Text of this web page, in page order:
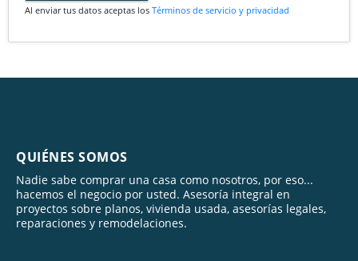
Al enviar tus datos aceptas los Términos de servicio y privacidad
QUIÉNES SOMOS
Nadie sabe comprar una casa como nosotros, por eso...
hacemos el negocio por usted. Asesoría integral en
proyectos sobre planos, vivienda usada, asesorías legales,
reparaciones y remodelaciones.